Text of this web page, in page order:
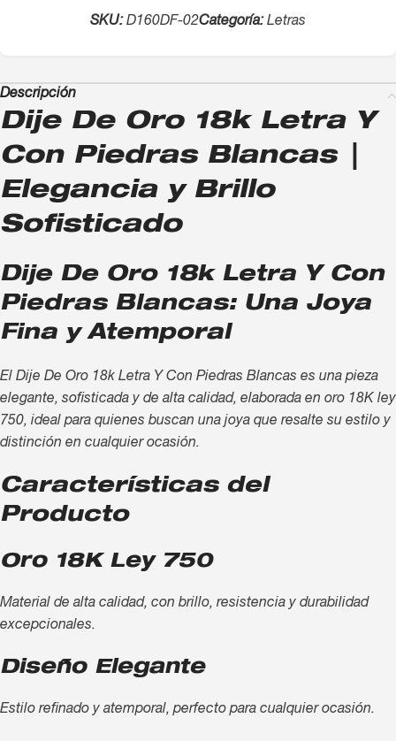
SKU:D160DF-02Categoría: Letras
Descripción
Dije De Oro 18k Letra Y
Con Piedras Blancas |
Elegancia y Brillo
Sofisticado
Dije De Oro 18k Letra Y Con
Piedras Blancas: Una Joya
Fina y Atemporal
El Dije De Oro 18k Letra Y Con Piedras Blancas es una pieza
elegante, sofisticada y de alta calidad, elaborada en oro 18K ley
750, ideal para quienes buscan una joya que resalte su estilo y
distinción en cualquier ocasión.
Características del
Producto
Oro 18K Ley 750
Material de alta calidad, con brillo, resistencia y durabilidad
excepcionales.
Diseño Elegante
Estilo refinado y atemporal, perfecto para cualquier ocasión.